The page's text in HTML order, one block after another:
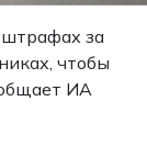
за
чтобы
ИА